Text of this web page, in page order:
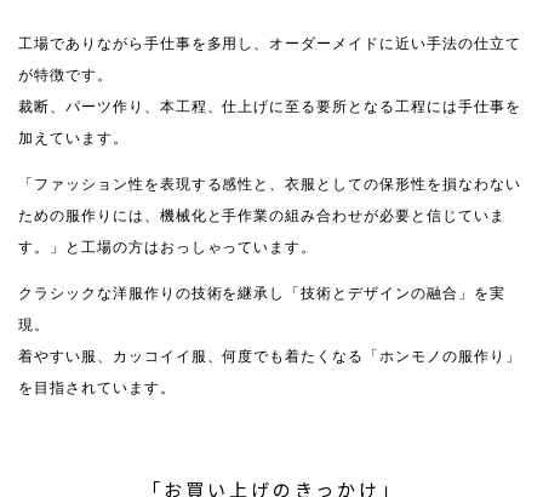
工場でありながら手仕事を多用し、オーダーメイドに近い手法の仕立て
が特徴です。
裁断、パーツ作り、本工程、仕上げに至る要所となる工程には手仕事を
加えています。
「ファッション性を表現する感性と、衣服としての保形性を損なわない
ための服作りには、機械化と手作業の組み合わせが必要と信じていま
す。」と工場の方はおっしゃっています。
クラシックな洋服作りの技術を継承し「技術とデザインの融合」を実
現。
着やすい服、カッコイイ服、何度でも着たくなる「ホンモノの服作り」
を目指されています。
「お買い上げのきっかけ」